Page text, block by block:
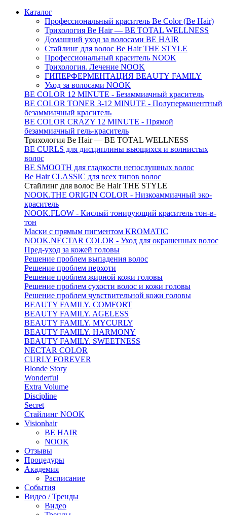
Каталог
Профессиональный краситель Be Color (Be Hair)
Трихология Be Hair — BE TOTAL WELLNESS
Домашний уход за волосами BE HAIR
Стайлинг для волос Be Hair THE STYLE
Профессиональный краситель NOOK
Трихология. Лечение NOOK
ГИПЕРФЕРМЕНТАЦИЯ BEAUTY FAMILY
Уход за волосами NOOK
BE COLOR 12 MINUTE - Безаммиачный краситель
BE COLOR TONER 3-12 MINUTE - Полуперманентный
безаммиачный краситель
BE COLOR CRAZY 12 MINUTE - Прямой
безаммиачный гель-краситель
Трихология Be Hair — BE TOTAL WELLNESS
BE CURLS для дисциплины вьющихся и волнистых
волос
BE SMOOTH для гладкости непослушных волос
Be Hair CLASSIC для всех типов волос
Стайлинг для волос Be Hair THE STYLE
NOOK.THE ORIGIN COLOR - Низкоаммиачный эко-
краситель
NOOK.FLOW - Кислый тонирующий краситель тон-в-
тон
Маски с прямым пигментом KROMATIC
NOOK.NECTAR COLOR - Уход для окрашенных волос
Пред-уход за кожей головы
Решение проблем выпадения волос
Решение проблем перхоти
Решение проблем жирной кожи головы
Решение проблем сухости волос и кожи головы
Решение проблем чувствительной кожи головы
BEAUTY FAMILY. COMFORT
BEAUTY FAMILY. AGELESS
BEAUTY FAMILY. MYCURLY
BEAUTY FAMILY. HARMONY
BEAUTY FAMILY. SWEETNESS
NECTAR COLOR
CURLY FOREVER
Blonde Story
Wonderful
Extra Volume
Discipline
Secret
Стайлинг NOOK
Visionhair
BE HAIR
NOOK
Отзывы
Процедуры
Академия
Расписание
События
Видео / Тренды
Видео